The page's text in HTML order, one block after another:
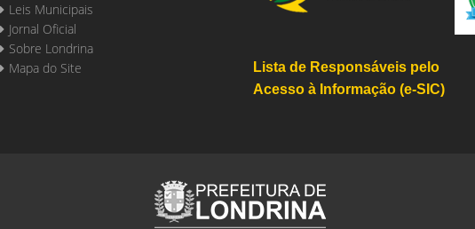
Leis Municipais
Jornal Oficial
Sobre Londrina
Mapa do Site
Lista de Responsáveis pelo
Acesso à Informação (e-SIC)